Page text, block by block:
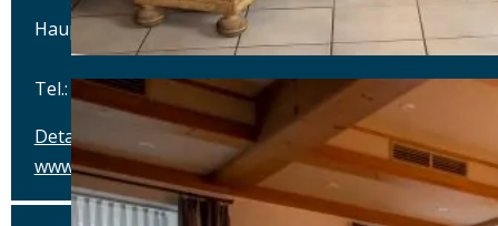
Hauptstraße 56, 89423 Gundelfingen
Tel.: Tel.: 09073-7334
Details
www.sonne-gundelfingen.de